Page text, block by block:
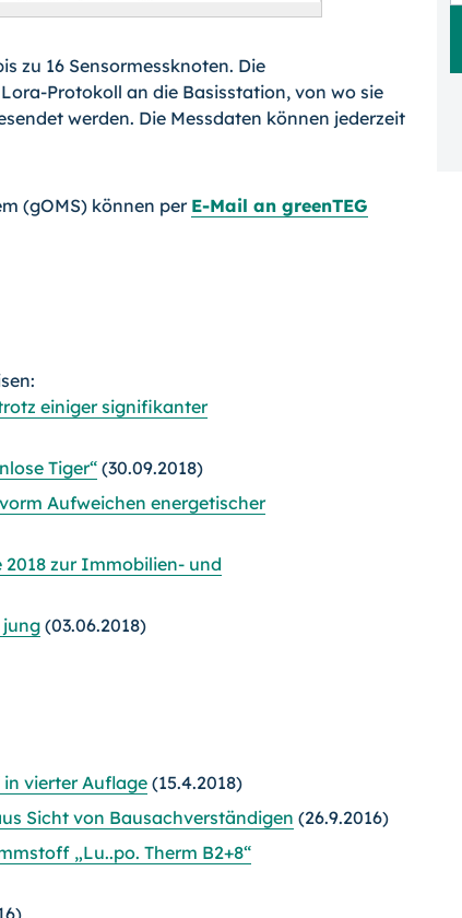
zu 16 Sensormessknoten. Die
Protokoll an die Basisstation, von wo sie
werden. Die Messdaten können jederzeit
(gOMS) können perE-Mail an greenTEG
einiger signifikanter
Tiger“ (30.09.2018)
Aufweichen energetischer
zur Immobilien- und
jung (03.06.2018)
vierter Auflage (15.4.2018)
Sicht von Bausachverständigen (26.9.2016)
„Lu..po. Therm B2+8“